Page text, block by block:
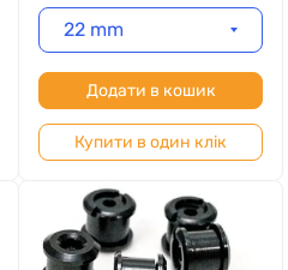
22 mm
Додати в кошик
Купити в один клік